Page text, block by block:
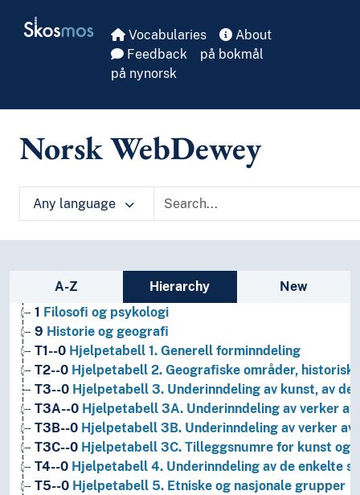
Skosmos Vocabularies
About
Feedback
på bokmål
på nynorsk
Norsk WebDewey
Any language
Sidebar listing: list and traverse
A-Z Hierarchy
New
1 Filosofi og psykologi
9 Historie og geografi
T1--0 Hjelpetabell 1. Generell forminndeling
T2--0 Hjelpetabell 2. Geografiske områder,
T3--0 Hjelpetabell 3. Underinndeling av kunst, av
T3A--0 Hjelpetabell 3A. Underinndeling av verker
T3B--0 Hjelpetabell 3B. Underinndeling av verker
T3C--0 Hjelpetabell 3C. Tilleggsnumre for kunst og
T4--0 Hjelpetabell 4. Underinndeling av de enkelte
T5--0 Hjelpetabell 5. Etniske og nasjonale grupper